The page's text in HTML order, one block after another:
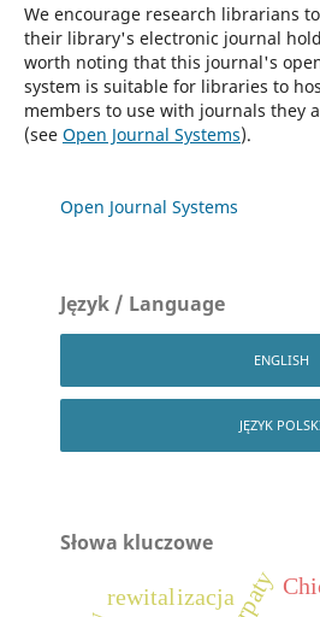
We encourage research librarians
their library's electronic journal
worth noting that this journal's
system is suitable for libraries to
members to use with journals they
(see Open Journal Systems).
Open Journal Systems
Język / Language
ENGLISH
JĘZYK
Słowa kluczowe
rewitalizacja